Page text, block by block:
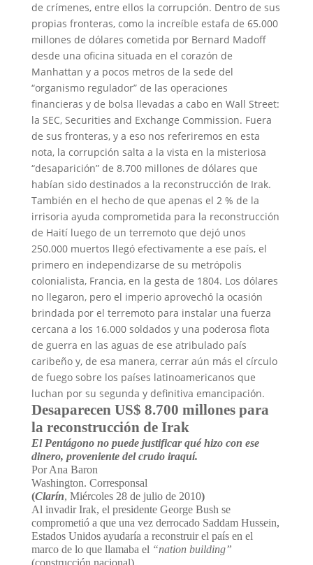
de crímenes, entre ellos la corrupción. Dentro de sus
propias fronteras, como la increíble estafa de 65.000
millones de dólares cometida por Bernard Madoff
desde una oficina situada en el corazón de
Manhattan y a pocos metros de la sede del
“organismo regulador” de las operaciones
financieras y de bolsa llevadas a cabo en Wall Street:
la SEC, Securities and Exchange Commission. Fuera
de sus fronteras, y a eso nos referiremos en esta
nota, la corrupción salta a la vista en la misteriosa
“desaparición” de 8.700 millones de dólares que
habían sido destinados a la reconstrucción de Irak.
También en el hecho de que apenas el 2 % de la
irrisoria ayuda comprometida para la reconstrucción
de Haití luego de un terremoto que dejó unos
250.000 muertos llegó efectivamente a ese país, el
primero en independizarse de su metrópolis
colonialista, Francia, en la gesta de 1804. Los dólares
no llegaron, pero el imperio aprovechó la ocasión
brindada por el terremoto para instalar una fuerza
cercana a los 16.000 soldados y una poderosa flota
de guerra en las aguas de ese atribulado país
caribeño y, de esa manera, cerrar aún más el círculo
de fuego sobre los países latinoamericanos que
luchan por su segunda y definitiva emancipación.
Desaparecen US$ 8.700 millones para
la reconstrucción de Irak
El Pentágono no puede justificar qué hizo con ese
dinero, proveniente del crudo iraquí.
Por Ana Baron
Washington. Corresponsal
(Clarín, Miércoles 28 de julio de 2010)
Al invadir Irak, el presidente George Bush se
comprometió a que una vez derrocado Saddam Hussein,
Estados Unidos ayudaría a reconstruir el país en el
marco de lo que llamaba el “nation building”
(construcción nacional).